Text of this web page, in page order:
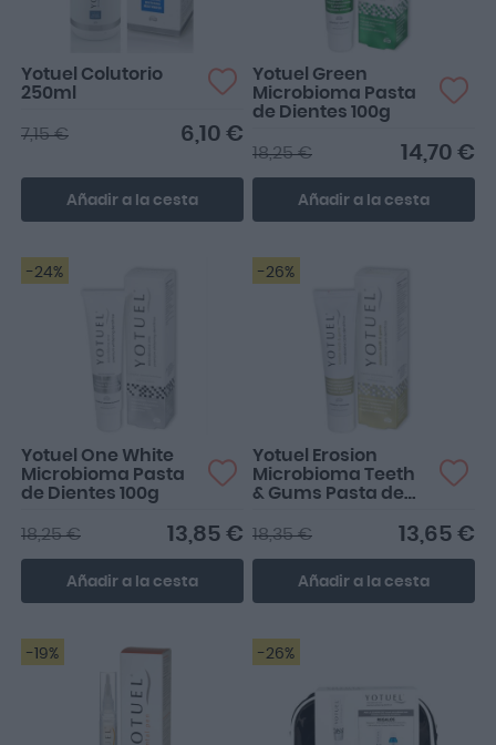
Yotuel Colutorio
250ml
6,10 €
7,15 €
Añadir a la cesta
Yotuel Green
Microbioma Pasta
de Dientes 100g
14,70 €
18,25 €
Añadir a la cesta
-24%
Yotuel One White
Microbioma Pasta
de Dientes 100g
13,85 €
18,25 €
Añadir a la cesta
-26%
Yotuel Erosion
Microbioma Teeth
& Gums Pasta de
13,65 €
18,35 €
Añadir a la cesta
-19% -26%